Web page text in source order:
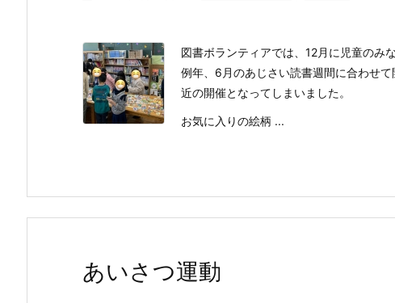
図書ボランティアでは、12月に児童のみ
例年、6月のあじさい読書週間に合わせ
近の開催となってしまいました。
お気に入りの絵柄 ...
あいさつ運動